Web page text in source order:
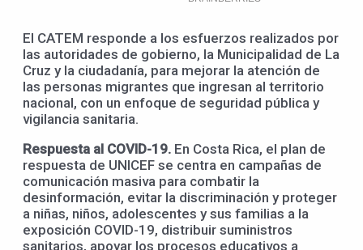
El CATEM responde a los esfuerzos realizados por
las autoridades de gobierno, la Municipalidad de La
Cruz y la ciudadanía, para mejorar la atención de
las personas migrantes que ingresan al territorio
nacional, con un enfoque de seguridad pública y
vigilancia sanitaria.
Respuesta al COVID-19. En Costa Rica, el plan de
respuesta de UNICEF se centra en campañas de
comunicación masiva para combatir la
desinformación, evitar la discriminación y proteger
a niñas, niños, adolescentes y sus familias a la
exposición COVID-19, distribuir suministros
sanitarios, apoyar los procesos educativos a